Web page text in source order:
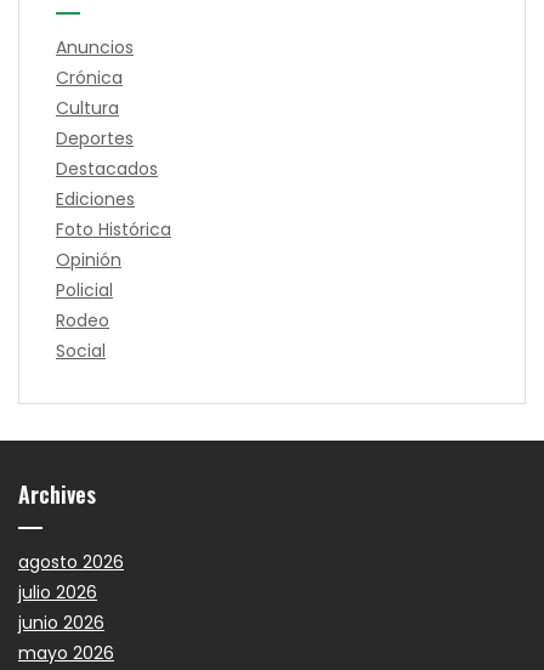
Anuncios
Crónica
Cultura
Deportes
Destacados
Ediciones
Foto Histórica
Opinión
Policial
Rodeo
Social
Archives
agosto 2026
julio 2026
junio 2026
mayo 2026